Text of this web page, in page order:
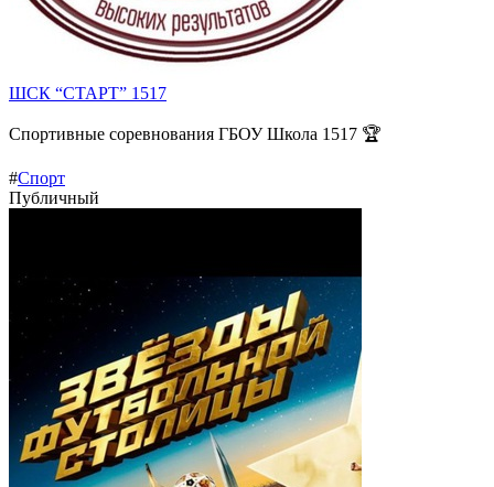
ШСК “СТАРТ” 1517
Спортивные соревнования ГБОУ Школа 1517 🏆
#Спорт
Публичный